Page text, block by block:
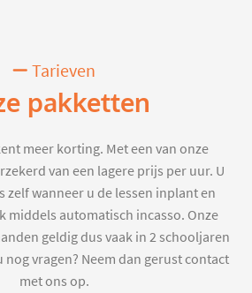
Tarieven
pakketten
meer korting. Met een van onze
van een lagere prijs per uur. U
zelf wanneer u de lessen inplant en
middels automatisch incasso. Onze
geldig dus vaak in 2 schooljaren
vragen? Neem dan gerust contact
met ons op.